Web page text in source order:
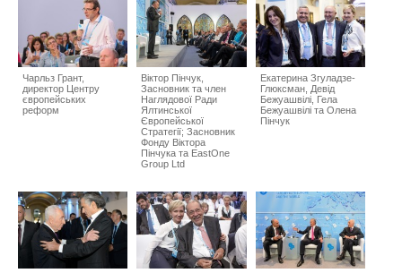
Чарльз Грант,
директор Центру
європейських
реформ
Віктор Пінчук,
Засновник та член
Наглядової Ради
Ялтинської
Європейської
Стратегії; Засновник
Фонду Віктора
Пінчука та EastOne
Group Ltd
Екатерина Згуладзе-
Глюксман, Девід
Бежуашвілі, Гела
Бежуашвілі та Олена
Пінчук